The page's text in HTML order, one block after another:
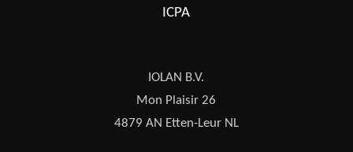
ICPA
IOLAN B.V.
Mon Plaisir 26
4879 AN Etten-Leur NL